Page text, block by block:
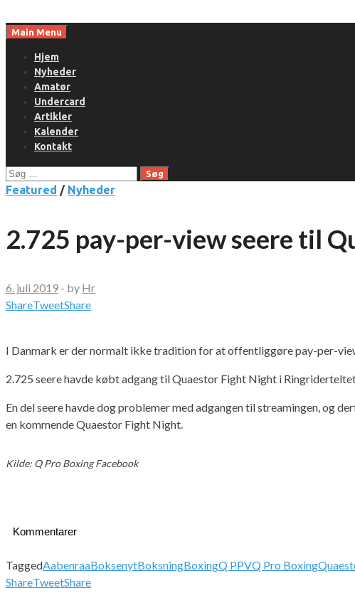
toMain Menu
Hjem
Nyheder
Amatør
Undercard
Artikler
Kalender
Kontakt
Søg
efter:
Featured / Nyheder
2.725 pay-per-view seere til
6. juli 2019 - by Hr
ShareTweetShare
I Danmark er der normalt ikke tradition for at offentliggøre pay-per-
2.725 seere havde købt adgang til Quaestor Fight Night i
En del seere havde dog problemer med adgangen til streamingen, og
en kommende Quaestor Fight Night.
Kilde: Q Pro Boxing Facebook
Kommentarer
TaggedAabenraaBoksenytBoksningBoxingQ PPVQ Pro Boxing
ShareTweetShare